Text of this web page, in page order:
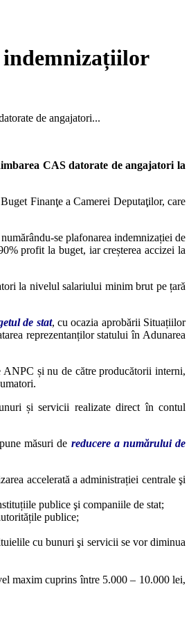
indemnizațiilor
de angajatori...
CAS datorate de angajatori la
Finanţe a Camerei Deputaţilor, care
se plafonarea indemnizației de
profit la buget, iar creșterea accizei la
la nivelul salariului minim brut pe țară
de stat, cu ocazia aprobării Situațiilor
reprezentanților statului în Adunarea
și nu de către producătorii interni,
și servicii realizate direct în contul
măsuri de reducere a numărului de
accelerată a administrației centrale şi
publice şi companiile de stat;
publice;
cu bunuri şi servicii se vor diminua
maxim cuprins între 5.000 – 10.000 lei,